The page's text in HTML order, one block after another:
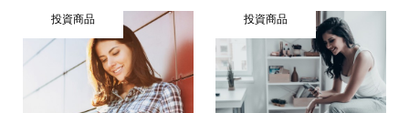
投資商品 投資商品